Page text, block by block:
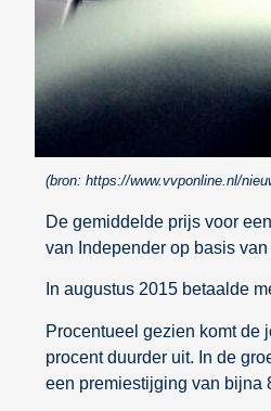
(bron: https://www.vvponline.nl/
De gemiddelde prijs voor
van Independer op basis
In augustus 2015 betaalde
Procentueel gezien komt de
procent duurder uit. In de
een premiestijging van bijna